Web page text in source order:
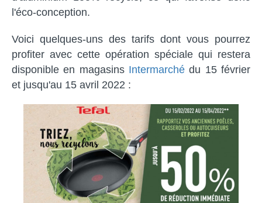
l'éco-conception.
Voici quelques-uns des tarifs dont vous pourrez
profiter avec cette opération spéciale qui restera
disponible en magasins Intermarché du 15 février
et jusqu'au 15 avril 2022 :